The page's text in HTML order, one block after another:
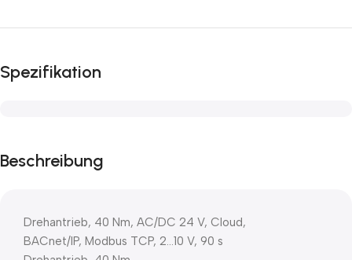
Spezifikation
Beschreibung
Drehantrieb, 40 Nm, AC/DC 24 V, Cloud,
BACnet/IP, Modbus TCP, 2…10 V, 90 s